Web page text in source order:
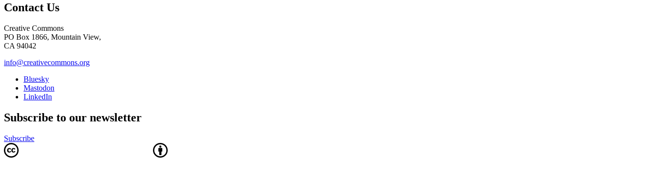
Contact Us
Creative Commons
PO Box 1866, Mountain View,
CA 94042
info@creativecommons.org
Bluesky
Mastodon
LinkedIn
Subscribe to our newsletter
Subscribe